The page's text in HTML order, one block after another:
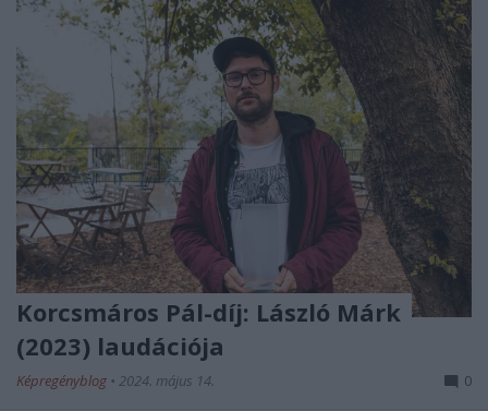
Korcsmáros Pál-díj: László Márk
(2023) laudációja
Képregényblog • 2024. május 14. 0